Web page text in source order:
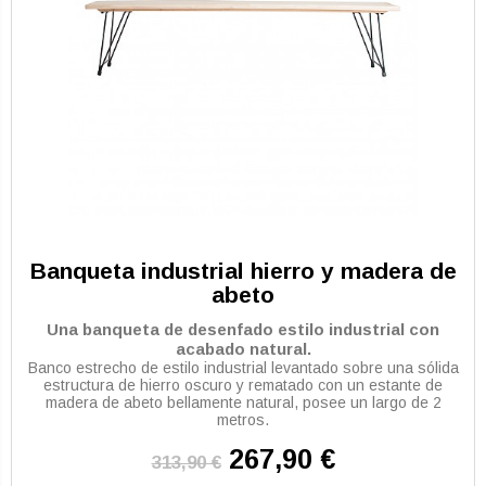
Banqueta industrial hierro y madera de
abeto
Una banqueta de desenfado estilo industrial con
acabado natural.
Banco estrecho de estilo industrial levantado sobre una sólida
estructura de hierro oscuro y rematado con un estante de
madera de abeto bellamente natural, posee un largo de 2
metros.
313,90 € 267,90 €